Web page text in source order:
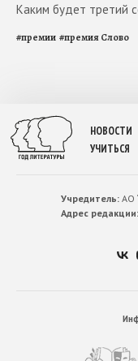
Каким будет третий
#премии #премия Слово
НОВОСТИ
УЧИТЬСЯ
Учредитель:АО
Адрес редакции: